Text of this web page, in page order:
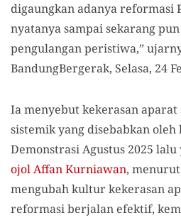
digaungkan adanya reformasi
nyatanya sampai sekarang
pengulangan peristiwa,”
BandungBergerak, Selasa, 24
Ia menyebut kekerasan aparat
sistemik yang disebabkan
Demonstrasi Agustus 2025
ojol Affan Kurniawan,
mengubah kultur kekerasan
reformasi berjalan efektif,